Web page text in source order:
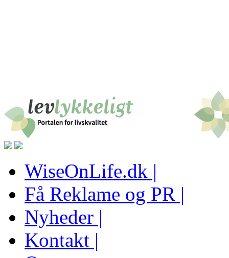
WiseOnLife.dk |
Få Reklame og PR |
Nyheder |
Kontakt |